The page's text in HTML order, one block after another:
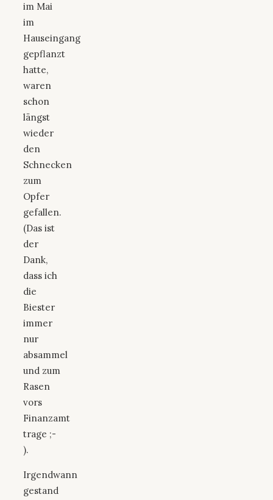
im Mai
im
Hauseingang
gepflanzt
hatte,
waren
schon
längst
wieder
den
Schnecken
zum
Opfer
gefallen.
(Das ist
der
Dank,
dass ich
die
Biester
immer
nur
absammel
und zum
Rasen
vors
Finanzamt
trage ;-
).
Irgendwann
gestand